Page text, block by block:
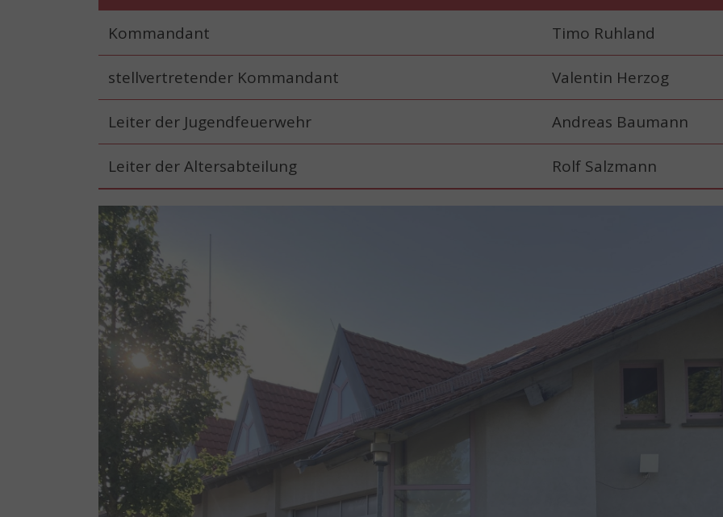
Kommandant Timo Ruhland
stellvertretender Kommandant Valentin Herzog
Leiter der Jugendfeuerwehr Andreas Baumann
Leiter der Altersabteilung Rolf Salzmann
Show larger version for: